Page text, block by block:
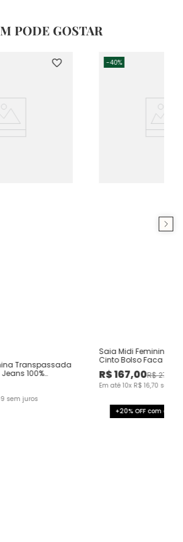
PODE GOSTAR
Transpassada
100%
sem juros
-40%
Saia Midi Feminina
Cinto Bolso Faca Em
R$167,00R$279
Em até10x R$ 16,70 sem
+20% OFF com o